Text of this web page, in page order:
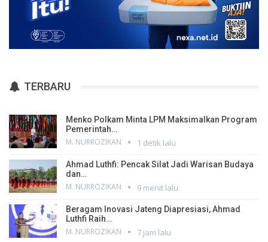
TERBARU
Menko Polkam Minta LPM Maksimalkan Program
Pemerintah…
M. NURROZIKAN 1 detik lalu
Ahmad Luthfi: Pencak Silat Jadi Warisan Budaya
dan…
M. NURROZIKAN 9 menit lalu
Beragam Inovasi Jateng Diapresiasi, Ahmad
Luthfi Raih…
M. NURROZIKAN 7 jam lalu